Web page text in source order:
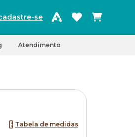
se
Atendimento
Tabela de medidas